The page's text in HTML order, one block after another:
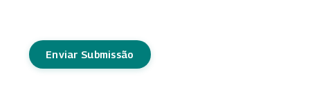
Enviar Submissão